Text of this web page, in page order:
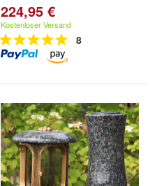
224,95 €
Kostenloser Versand
8